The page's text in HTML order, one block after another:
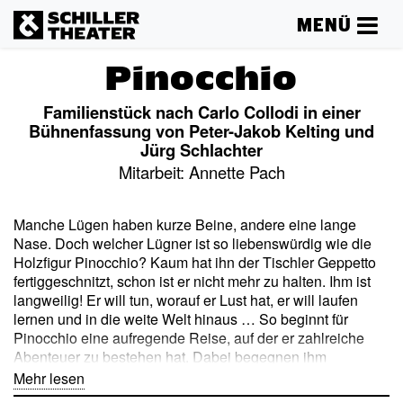
MENÜ
Pinocchio
Familienstück nach Carlo Collodi in einer
Bühnenfassung von Peter-Jakob Kelting und
Jürg Schlachter
Mitarbeit: Annette Pach
Manche Lügen haben kurze Beine, andere eine lange
Nase. Doch welcher Lügner ist so liebenswürdig wie die
Holzfigur Pinocchio? Kaum hat ihn der Tischler Geppetto
fertiggeschnitzt, schon ist er nicht mehr zu halten. Ihm ist
langweilig! Er will tun, worauf er Lust hat, er will laufen
lernen und in die weite Welt hinaus … So beginnt für
Pinocchio eine aufregende Reise, auf der er zahlreiche
Abenteuer zu bestehen hat. Dabei begegnen ihm
sprechende Tiere und andere Gestalten, Feuerfresser,
Kasperle, Räuber. Nicht alle haben Gutes mit ihm im Sinn.
Mehr lesen